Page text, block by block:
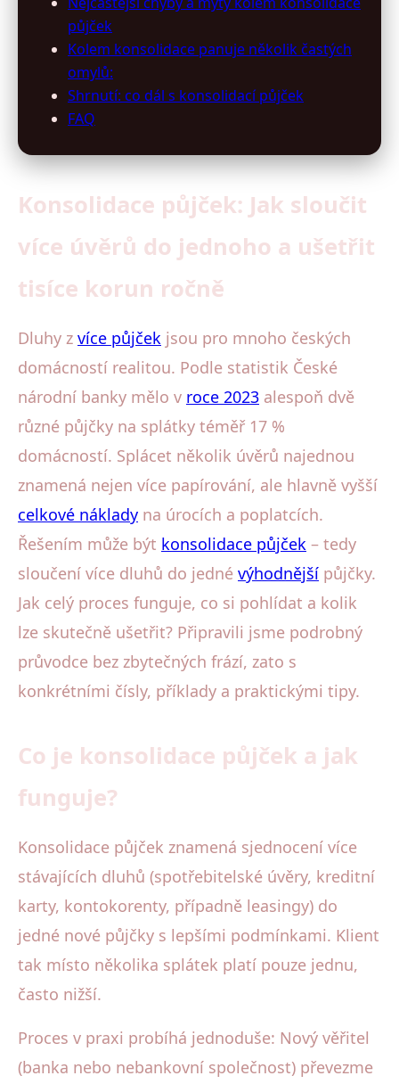
půjček
Kolem konsolidace panuje několik častých
omylů:
Shrnutí: co dál s konsolidací půjček
FAQ
Konsolidace půjček: Jak sloučit
více úvěrů do jednoho a ušetřit
tisíce korun ročně
Dluhy z více půjček jsou pro mnoho českých
domácností realitou. Podle statistik České
národní banky mělo v roce 2023 alespoň dvě
různé půjčky na splátky téměř 17 %
domácností. Splácet několik úvěrů najednou
znamená nejen více papírování, ale hlavně vyšší
celkové náklady na úrocích a poplatcích.
Řešením může být konsolidace půjček – tedy
sloučení více dluhů do jedné výhodnější půjčky.
Jak celý proces funguje, co si pohlídat a kolik
lze skutečně ušetřit? Připravili jsme podrobný
průvodce bez zbytečných frází, zato s
konkrétními čísly, příklady a praktickými tipy.
Co je konsolidace půjček a jak
funguje?
Konsolidace půjček znamená sjednocení více
stávajících dluhů (spotřebitelské úvěry, kreditní
karty, kontokorenty, případně leasingy) do
jedné nové půjčky s lepšími podmínkami. Klient
tak místo několika splátek platí pouze jednu,
často nižší.
Proces v praxi probíhá jednoduše: Nový věřitel
(banka nebo nebankovní společnost) převezme